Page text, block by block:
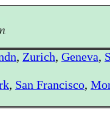
, Zurich, Geneva,
, San Francisco,